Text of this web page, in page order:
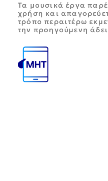
Τα μουσικά έργα
χρήση και
τρόπο περαιτέρω
την προηγούμενη